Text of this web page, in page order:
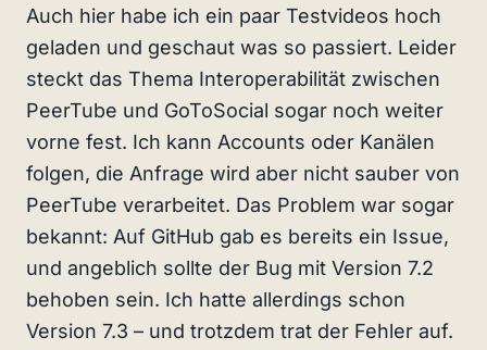
Auch hier habe ich ein paar Testvideos hoch
geladen und geschaut was so passiert. Leider
steckt das Thema Interoperabilität zwischen
PeerTube und GoToSocial sogar noch weiter
vorne fest. Ich kann Accounts oder Kanälen
folgen, die Anfrage wird aber nicht sauber von
PeerTube verarbeitet. Das Problem war sogar
bekannt: Auf GitHub gab es bereits ein Issue,
und angeblich sollte der Bug mit Version 7.2
behoben sein. Ich hatte allerdings schon
Version 7.3 – und trotzdem trat der Fehler auf.